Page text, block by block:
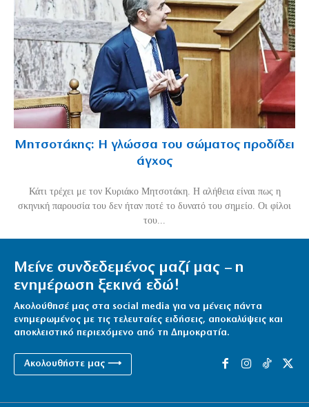
Μητσοτάκης: Η γλώσσα του σώματος προδίδει
άγχος
Κάτι τρέχει με τον Κυριάκο Μητσοτάκη. Η αλήθεια είναι πως η
σκηνική παρουσία του δεν ήταν ποτέ το δυνατό του σημείο. Οι φίλοι
του...
Μείνε συνδεδεμένος μαζί μας – η
ενημέρωση ξεκινά εδώ!
Ακολούθησέ μας στα social media για να μένεις πάντα
ενημερωμένος με τις τελευταίες ειδήσεις, αποκαλύψεις και
αποκλειστικό περιεχόμενο από τη Δημοκρατία.
Ακολουθήστε μας ⟶